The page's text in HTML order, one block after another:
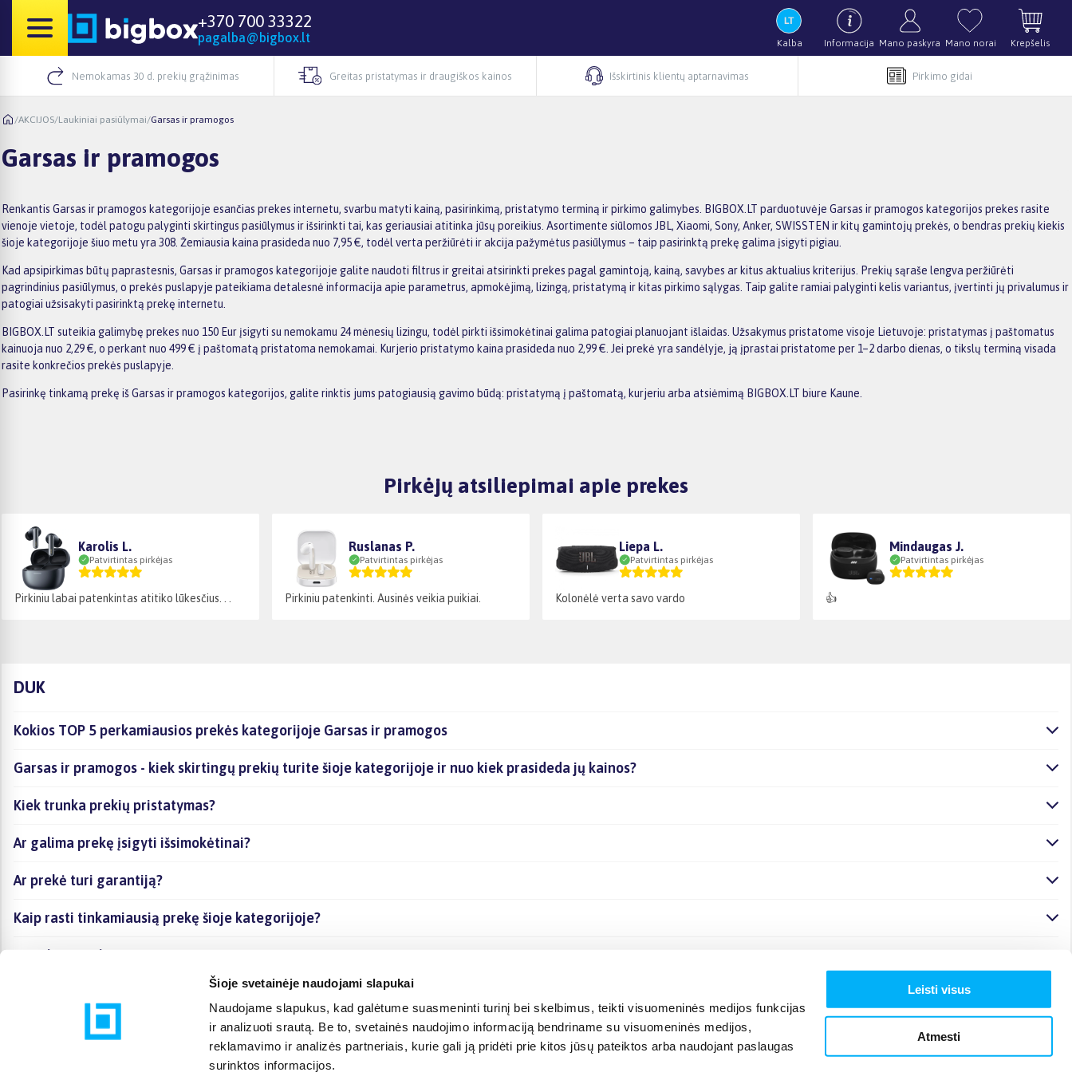
Šioje svetainėje naudojami slapukai
Naudojame slapukus, kad galėtume suasmeninti turinį bei skelbimus, teikti visuomeninės medijos funkcijas
ir analizuoti srautą. Be to, svetainės naudojimo informaciją bendriname su visuomeninės medijos,
reklamavimo ir analizės partneriais, kurie gali ją pridėti prie kitos jūsų pateiktos arba naudojant paslaugas
surinktos informacijos.
Leisti visus
Atmesti
+370 700 33322
pagalba@bigbox.lt Kalba Informacija Mano paskyra Mano norai Krepšelis
Nemokamas 30 d. prekių grąžinimas Greitas pristatymas ir draugiškos kainos Išskirtinis klientų aptarnavimas Pirkimo gidai
/AKCIJOS/Laukiniai pasiūlymai/Garsas ir pramogos
Garsas ir pramogos
Renkantis Garsas ir pramogos kategorijoje esančias prekes internetu, svarbu matyti kainą, pasirinkimą, pristatymo terminą ir pirkimo galimybes. BIGBOX.LT parduotuvėje Garsas ir pramogos kategorijos prekes rasite
vienoje vietoje, todėl patogu palyginti skirtingus pasiūlymus ir išsirinkti tai, kas geriausiai atitinka jūsų poreikius. Asortimente siūlomos JBL, Xiaomi, Sony, Anker, SWISSTEN ir kitų gamintojų prekės, o bendras prekių kiekis
šioje kategorijoje šiuo metu yra 308. Žemiausia kaina prasideda nuo 7,95 €, todėl verta peržiūrėti ir akcija pažymėtus pasiūlymus – taip pasirinktą prekę galima įsigyti pigiau.
Kad apsipirkimas būtų paprastesnis, Garsas ir pramogos kategorijoje galite naudoti filtrus ir greitai atsirinkti prekes pagal gamintoją, kainą, savybes ar kitus aktualius kriterijus. Prekių sąraše lengva peržiūrėti
pagrindinius pasiūlymus, o prekės puslapyje pateikiama detalesnė informacija apie parametrus, apmokėjimą, lizingą, pristatymą ir kitas pirkimo sąlygas. Taip galite ramiai palyginti kelis variantus, įvertinti jų privalumus ir
patogiai užsisakyti pasirinktą prekę internetu.
BIGBOX.LT suteikia galimybę prekes nuo 150 Eur įsigyti su nemokamu 24 mėnesių lizingu, todėl pirkti išsimokėtinai galima patogiai planuojant išlaidas. Užsakymus pristatome visoje Lietuvoje: pristatymas į paštomatus
kainuoja nuo 2,29 €, o perkant nuo 499 € į paštomatą pristatoma nemokamai. Kurjerio pristatymo kaina prasideda nuo 2,99 €. Jei prekė yra sandėlyje, ją įprastai pristatome per 1–2 darbo dienas, o tikslų terminą visada
rasite konkrečios prekės puslapyje.
Pasirinkę tinkamą prekę iš Garsas ir pramogos kategorijos, galite rinktis jums patogiausią gavimo būdą: pristatymą į paštomatą, kurjeriu arba atsiėmimą BIGBOX.LT biure Kaune.
Pirkėjų atsiliepimai apie prekes
Karolis L.
Patvirtintas pirkėjas
Pirkiniu labai patenkintas atitiko lūkesčius. . .
Ruslanas P.
Patvirtintas pirkėjas
Pirkiniu patenkinti. Ausinės veikia puikiai.
Liepa L.
Patvirtintas pirkėjas
Kolonėlė verta savo vardo
Mindaugas J.
Patvirtintas pirkėjas
👍
DUK
Kokios TOP 5 perkamiausios prekės kategorijoje Garsas ir pramogos
Garsas ir pramogos - kiek skirtingų prekių turite šioje kategorijoje ir nuo kiek prasideda jų kainos?
Kiek trunka prekių pristatymas?
Ar galima prekę įsigyti išsimokėtinai?
Ar prekė turi garantiją?
Kaip rasti tinkamiausią prekę šioje kategorijoje?
Ar galima prekę atsiimti vietoje?